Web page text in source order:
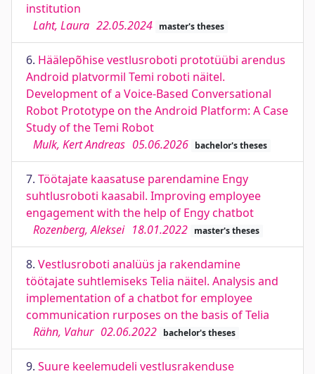
institution
Laht, Laura 22.05.2024 master's theses
6. Häälepõhise vestlusroboti prototüübi arendus
Android platvormil Temi roboti näitel.
Development of a Voice-Based Conversational
Robot Prototype on the Android Platform: A Case
Study of the Temi Robot
Mulk, Kert Andreas 05.06.2026 bachelor's theses
7. Töötajate kaasatuse parendamine Engy
suhtlusroboti kaasabil. Improving employee
engagement with the help of Engy chatbot
Rozenberg, Aleksei 18.01.2022 master's theses
8. Vestlusroboti analüüs ja rakendamine
töötajate suhtlemiseks Telia näitel. Analysis and
implementation of a chatbot for employee
communication rurposes on the basis of Telia
Rähn, Vahur 02.06.2022 bachelor's theses
9. Suure keelemudeli vestlusrakenduse